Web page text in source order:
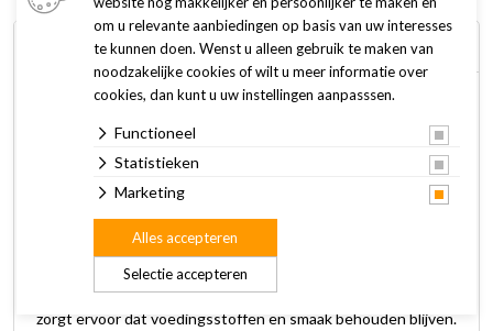
Omschrijving Specificaties
Almo Nature kattenvoer HFC Natural kip en tonijn is een
aanvullend natvoer voor volwassen katten en heeft een
onweerstaanbare smaak door het hoge percentage aan
vlees. Alle natvoer recepten zijn bereid met natuurlijke, verse
consumptie. Hierbij wordt dezelfde kwaliteit ingrediënten
gebruikt als die zijn toegevoegd aan voeding voor mensen.
De conservering vindt plaats in de eigen kookbouillon, dit
zorgt ervoor dat voedingsstoffen en smaak behouden blijven.
om u relevante aanbiedingen op basis van uw interesses
te kunnen doen. Wenst u alleen gebruik te maken van
noodzakelijke cookies of wilt u meer informatie over
cookies, dan kunt u uw instellingen aanpasssen.
Functioneel
Statistieken
Marketing
Selectie accepteren
Alles accepteren